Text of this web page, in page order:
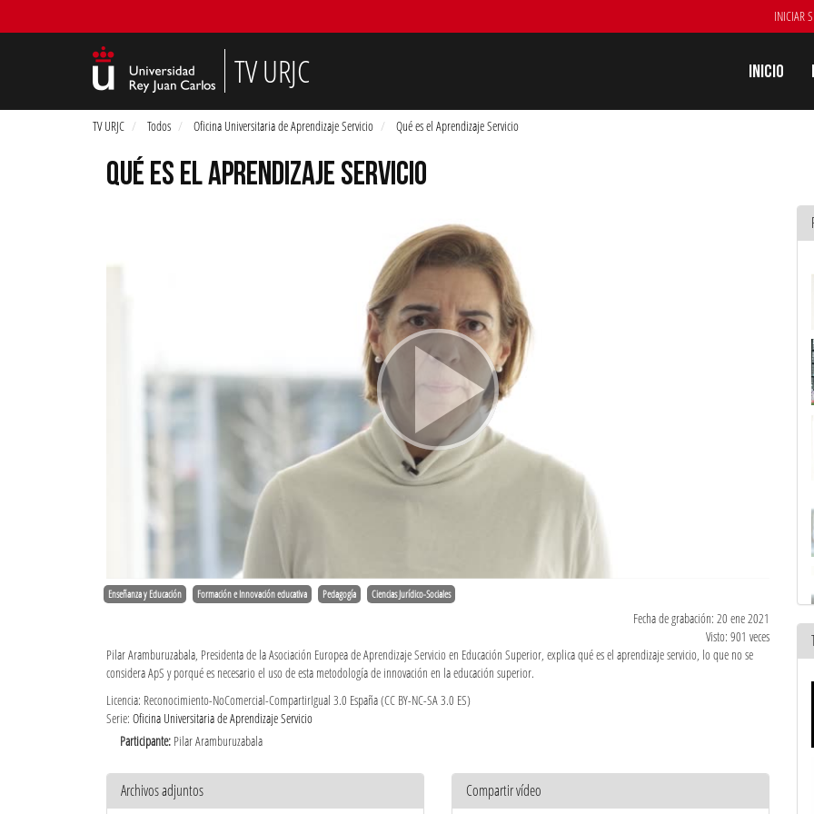
INICIAR
TV URJC Inicio
TV URJC Todos Oficina Universitaria de Aprendizaje Servicio Qué es el Aprendizaje Servicio
QUÉ ES EL APRENDIZAJE SERVICIO
Enseñanza y Educación Formación e Innovación educativa Pedagogía Ciencias Jurídico-Sociales
Fecha de grabación: 20 ene 2021
Visto: 901 veces
Pilar Aramburuzabala, Presidenta de la Asociación Europea de Aprendizaje Servicio en Educación Superior, explica qué es el aprendizaje servicio, lo que no se
considera ApS y porqué es necesario el uso de esta metodología de innovación en la educación superior.
Licencia: Reconocimiento-NoComercial-CompartirIgual 3.0 España (CC BY-NC-SA 3.0 ES)
Serie: Oficina Universitaria de Aprendizaje Servicio
Participante: Pilar Aramburuzabala
Archivos adjuntos Compartir vídeo